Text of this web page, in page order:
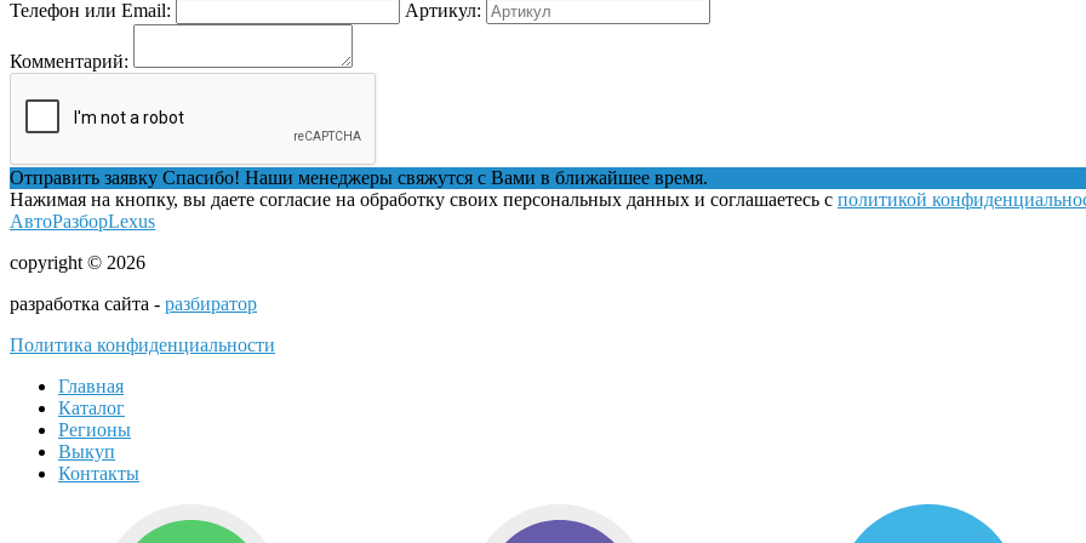
Телефон или Email:
Артикул:
Комментарий:
Отправить заявку Спасибо! Наши менеджеры свяжутся с Вами в ближайшее время.
Нажимая на кнопку, вы даете согласие на обработку своих персональных данных и соглашаетесь с политикой
АвтоРазборLexus
copyright © 2026
разработка сайта - разбиратор
Политика конфиденциальности
Главная
Каталог
Регионы
Выкуп
Контакты